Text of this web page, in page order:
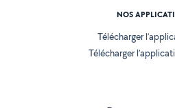
NOS
Télécharger
Télécharger